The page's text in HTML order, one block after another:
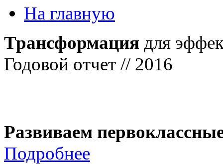
На главную
Трансформация для
Годовой отчет // 2016
Развиваем
Подробнее